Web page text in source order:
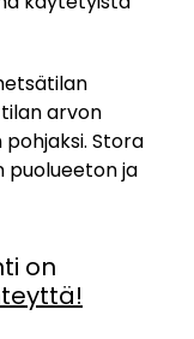
arvon
Stora
puolueeton ja
on